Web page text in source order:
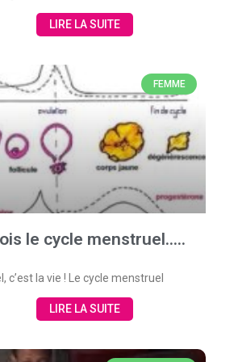
LIRE LA SUITE
FEMME
le cycle menstruel…..
c’est la vie ! Le cycle menstruel
LIRE LA SUITE